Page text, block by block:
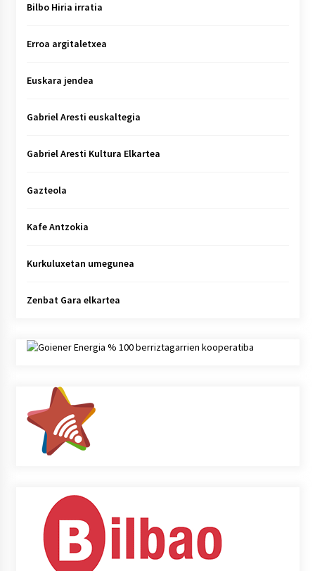
Bilbo Hiria irratia
Erroa argitaletxea
Euskara jendea
Gabriel Aresti euskaltegia
Gabriel Aresti Kultura Elkartea
Gazteola
Kafe Antzokia
Kurkuluxetan umegunea
Zenbat Gara elkartea